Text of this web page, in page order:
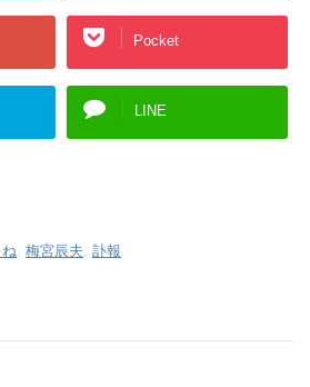
Pocket
LINE
梅宮辰夫 訃報